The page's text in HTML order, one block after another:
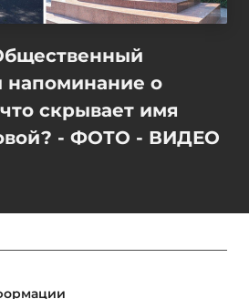
напоминание о
скрывает имя
- ФОТО - ВИДЕО